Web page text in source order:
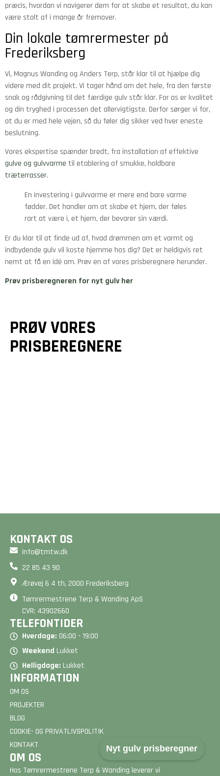
Nyt gulv prisberegner
præcis, hvordan vi navigerer dem for at skabe et resultat, du kan
være stolt af i mange år fremover.
Din lokale tømrermester på
Frederiksberg
Vi, Magnus Wanding og Anders Terp, står klar til at hjælpe dig
videre med dit projekt. Vi tager hånd om det hele, fra den første
snak og rådgivning til det færdige gulv står klar. For os er kvalitet
og din tryghed i processen det allervigtigste. Derfor sørger vi for,
at du er med hele vejen, så du føler dig sikker ved hver eneste
beslutning.
Vores ekspertise spænder bredt, fra installation af effektive
gulve og gulvvarme til etablering af smukke, holdbare
træterrasser.
En investering i gulvvarme er mere end bare varme
fødder. Det handler om at skabe et hjem, der føles
rart at være i, et hjem, der bevarer sin værdi.
Er du klar til at finde ud af, hvad drømmen om et varmt og
indbydende gulv vil koste hjemme hos dig? Det er heldigvis ret
nemt at få en idé om. Prøv en af vores prisberegnere herunder.
Prøv prisberegneren for nyt gulv her
PRØV VORES
PRISBEREGNERE
BEREGN PRIS BEREGN PRIS
KONTAKT OS
info@tmtw.dk
22 85 43 90
Ærøvej 6 4 th, 2000 Frederiksberg
Tømrermestrene Terp & Wanding ApS
CVR: 43902660
TELEFONTIDER
Hverdage: 06:00 - 19:00
Weekend Lukket
Helligdage: Lukket
INFORMATION
OM OS
PROJEKTER
BLOG
COOKIE- OG PRIVATLIVSPOLITIK
KONTAKT
OM OS
Hos Tømrermestrene Terp & Wanding leverer vi